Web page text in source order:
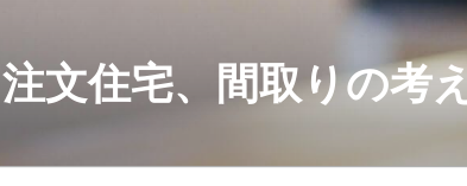
注文住宅、間取りの考